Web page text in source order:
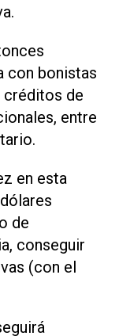
con bonistas
créditos de
entre
en esta
de
conseguir
(con el